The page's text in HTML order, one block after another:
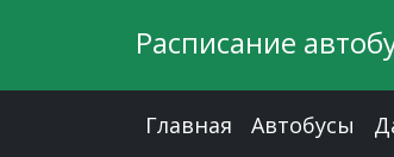
Расписание
Главная Автобусы